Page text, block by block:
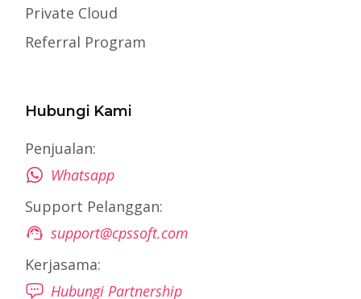
Private Cloud
Referral Program
Hubungi Kami
Penjualan:
Whatsapp
Support Pelanggan:
support@cpssoft.com
Kerjasama:
Hubungi Partnership